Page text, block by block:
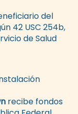
del
42 USC 254b,
de Salud
recibe fondos